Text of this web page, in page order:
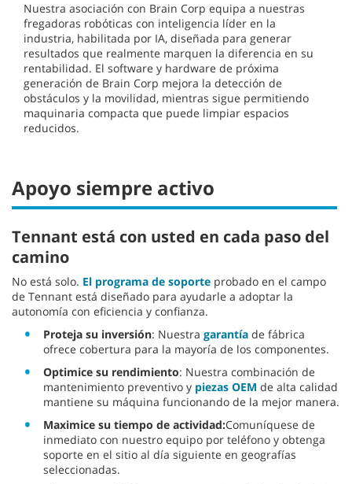
Nuestra asociación con Brain Corp equipa a nuestras
fregadoras robóticas con inteligencia líder en la
industria, habilitada por IA, diseñada para generar
resultados que realmente marquen la diferencia en su
rentabilidad. El software y hardware de próxima
generación de Brain Corp mejora la detección de
obstáculos y la movilidad, mientras sigue permitiendo
maquinaria compacta que puede limpiar espacios
reducidos.
Apoyo siempre activo
Tennant está con usted en cada paso del
camino
No está solo. El programa de soporte probado en el campo
de Tennant está diseñado para ayudarle a adoptar la
autonomía con eficiencia y confianza.
Proteja su inversión: Nuestra garantía de fábrica
ofrece cobertura para la mayoría de los componentes.
Optimice su rendimiento: Nuestra combinación de
mantenimiento preventivo y piezas OEM de alta calidad
mantiene su máquina funcionando de la mejor manera.
Maximice su tiempo de actividad:Comuníquese de
inmediato con nuestro equipo por teléfono y obtenga
soporte en el sitio al día siguiente en geografías
seleccionadas.